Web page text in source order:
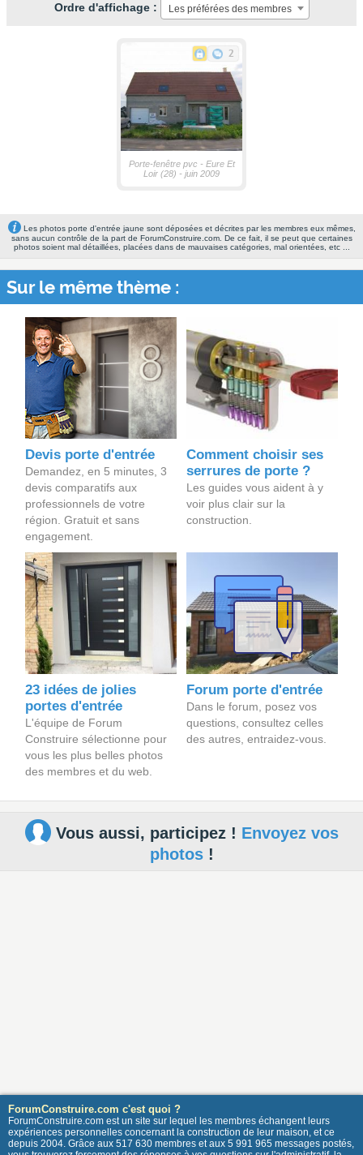
Ordre d'affichage : Les préférées des membres
2
Porte-fenêtre pvc - Eure Et
Loir (28) - juin 2009
Les photos porte d'entrée jaune sont déposées et décrites par les membres eux mêmes,
sans aucun contrôle de la part de ForumConstruire.com. De ce fait, il se peut que certaines
photos soient mal détaillées, placées dans de mauvaises catégories, mal orientées, etc ...
Sur le même thème :
Devis porte d'entrée
Demandez, en 5 minutes, 3
devis comparatifs aux
professionnels de votre
région. Gratuit et sans
engagement.
Comment choisir ses
serrures de porte ?
Les guides vous aident à y
voir plus clair sur la
construction.
23 idées de jolies
portes d'entrée
L'équipe de Forum
Construire sélectionne pour
vous les plus belles photos
des membres et du web.
Forum porte d'entrée
Dans le forum, posez vos
questions, consultez celles
des autres, entraidez-vous.
Vous aussi, participez ! Envoyez vos
photos!
ForumConstruire.com c'est quoi ?
ForumConstruire.com est un site sur lequel les membres échangent leurs
expériences personnelles concernant la construction de leur maison, et ce
depuis 2004. Grâce aux 517 630 membres et aux 5 991 965 messages postés,